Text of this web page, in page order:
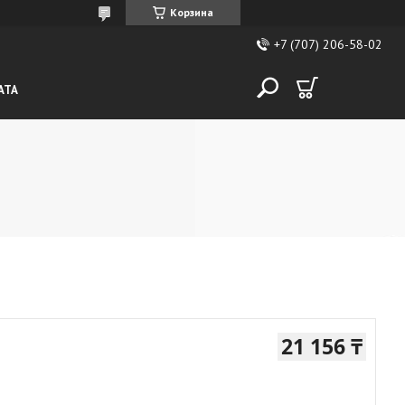
Корзина
+7 (707) 206-58-02
21 156 ₸